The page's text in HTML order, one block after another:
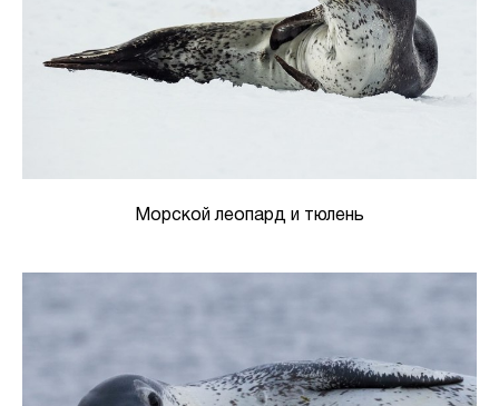
Морской леопард и тюлень